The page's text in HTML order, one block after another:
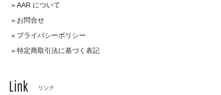
AAR について
お問合せ
プライバシーポリシー
特定商取引法に基づく表記
Link リンク